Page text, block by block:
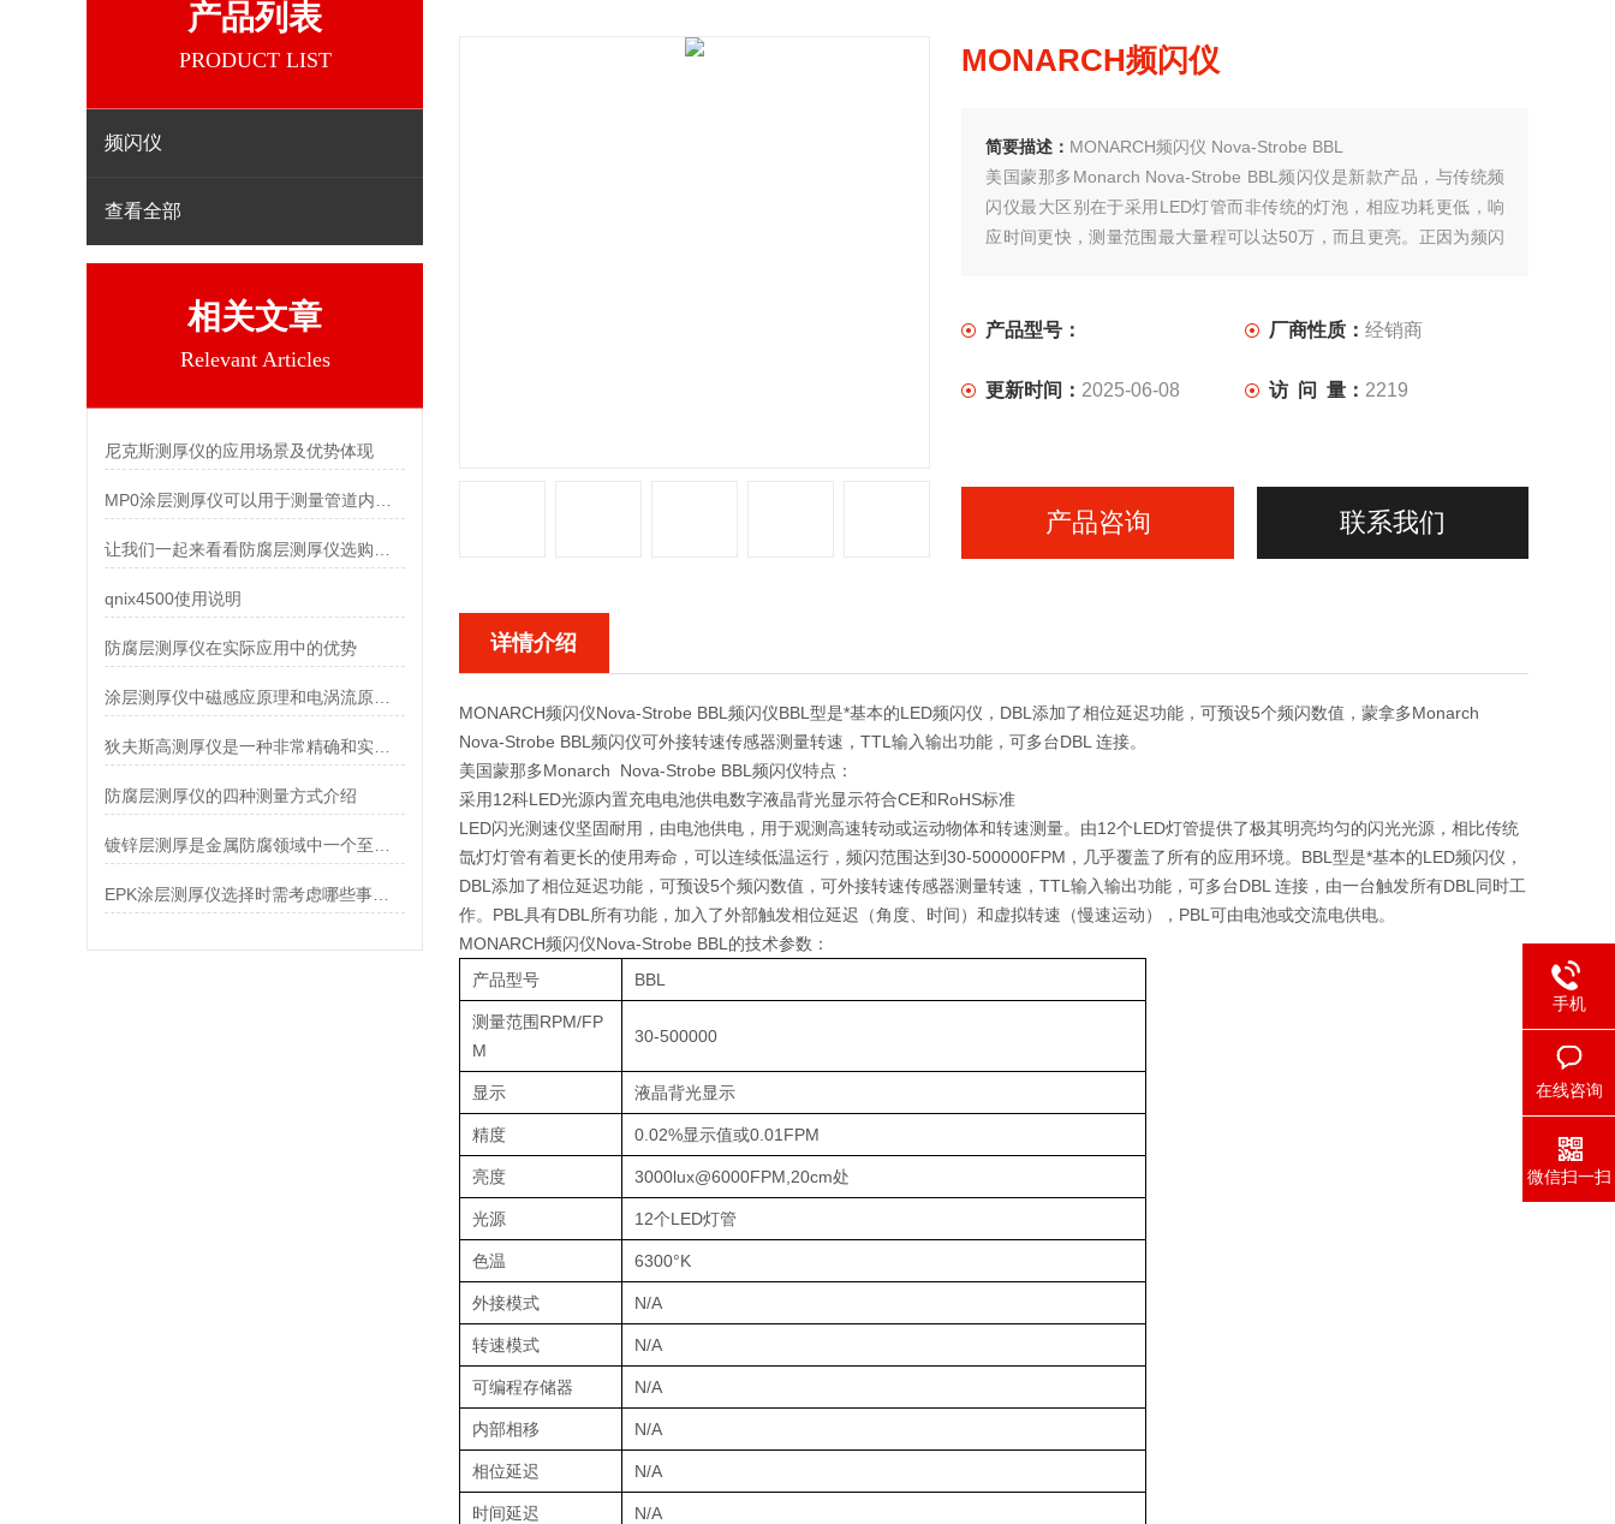
产品列表
PRODUCT LIST
频闪仪
查看全部
相关文章
Relevant Articles
尼克斯测厚仪的应用场景及优势体现
qnix4500使用说明
防腐层测厚仪在实际应用中的优势
涂层测厚仪中磁感应原理和电涡流原理的区别
防腐层测厚仪的四种测量方式介绍
EPK涂层测厚仪选择时需考虑哪些事项？
MONARCH频闪仪
简要描述： MONARCH频闪仪 Nova-Strobe BBL
美国蒙那多Monarch Nova-Strobe BBL频闪仪是新款产品，与传统频
闪仪最大区别在于采用LED灯管而非传统的灯泡，相应功耗更低，响
应时间更快，测量范围最大量程可以达50万，而且更亮。正因为频闪
产品型号： 厂商性质：经销商
更新时间： 2025-06-08 访 问 量： 2219
产品咨询 联系我们
详情介绍
MONARCH频闪仪Nova‐Strobe BBL频闪仪BBL型是*基本的LED频闪仪，DBL添加了相位延迟功能，可预设5个频闪数值，蒙拿多Monarch
Nova‐Strobe BBL频闪仪可外接转速传感器测量转速，TTL输入输出功能，可多台DBL 连接。
美国蒙那多Monarch Nova-Strobe BBL频闪仪特点：
采用12科LED光源内置充电电池供电数字液晶背光显示符合CE和RoHS标准
LED闪光测速仪坚固耐用，由电池供电，用于观测高速转动或运动物体和转速测量。由12个LED灯管提供了极其明亮均匀的闪光光源，相比传统
氙灯灯管有着更长的使用寿命，可以连续低温运行，频闪范围达到30-500000FPM，几乎覆盖了所有的应用环境。BBL型是*基本的LED频闪仪，
DBL添加了相位延迟功能，可预设5个频闪数值，可外接转速传感器测量转速，TTL输入输出功能，可多台DBL 连接，由一台触发所有DBL同时工
作。PBL具有DBL所有功能，加入了外部触发相位延迟（角度、时间）和虚拟转速（慢速运动），PBL可由电池或交流电供电。
MONARCH频闪仪Nova-Strobe BBL的技术参数：
产品型号
BBL
测量范围RPM/FP
M
30-500000
显示 液晶背光显示
精度 0.02%显示值或0.01FPM
亮度 3000lux@6000FPM,20cm处
光源 12个LED灯管
色温 6300°K
外接模式 N/A
转速模式 N/A
可编程存储器 N/A
内部相移 N/A
相位延迟 N/A
时间延迟 N/A
手机
在线咨询
微信扫一扫